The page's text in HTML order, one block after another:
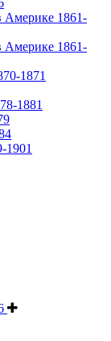
Америке 1861-
Америке 1861-
1871
1881
1901